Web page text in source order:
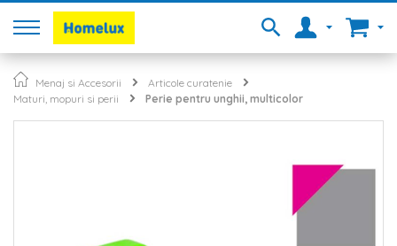
Menaj si Accesorii
Articole curatenie
Maturi, mopuri si perii
Perie pentru unghii, multicolor